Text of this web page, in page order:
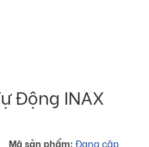
Động INAX
Mã sản phẩm: Đang cập